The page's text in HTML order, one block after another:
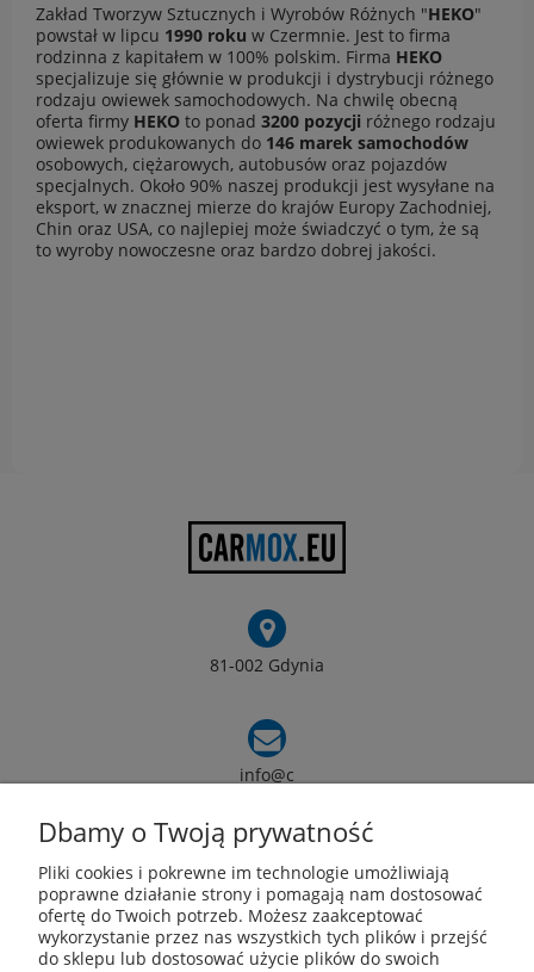
Zakład Tworzyw Sztucznych i Wyrobów Różnych "HEKO"
powstał w lipcu 1990 roku w Czermnie. Jest to firma
rodzinna z kapitałem w 100% polskim. Firma HEKO
specjalizuje się głównie w produkcji i dystrybucji różnego
rodzaju owiewek samochodowych. Na chwilę obecną
oferta firmy HEKO to ponad 3200 pozycji różnego rodzaju
owiewek produkowanych do 146 marek samochodów
osobowych, ciężarowych, autobusów oraz pojazdów
specjalnych. Około 90% naszej produkcji jest wysyłane na
eksport, w znacznej mierze do krajów Europy Zachodniej,
Chin oraz USA, co najlepiej może świadczyć o tym, że są
to wyroby nowoczesne oraz bardzo dobrej jakości.
81-002 Gdynia
info@c
Pomoc
Moje konto
Dbamy o Twoją prywatność
Pliki cookies i pokrewne im technologie umożliwiają
poprawne działanie strony i pomagają nam dostosować
ofertę do Twoich potrzeb. Możesz zaakceptować
wykorzystanie przez nas wszystkich tych plików i przejść
do sklepu lub dostosować użycie plików do swoich